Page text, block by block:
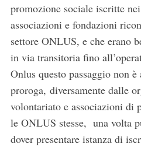
promozione sociale iscritte
associazioni e fondazioni
settore ONLUS, e che erano
in via transitoria fino
Onlus questo passaggio non
proroga, diversamente dalle
volontariato e associazioni di
le ONLUS stesse, una volta
dover presentare istanza di